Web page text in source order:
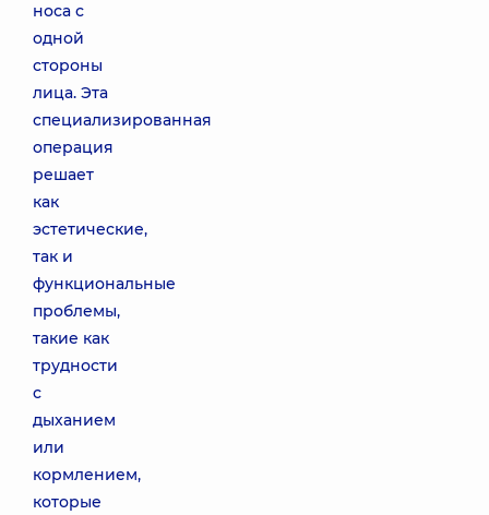
носа с
одной
стороны
лица. Эта
специализированная
операция
решает
как
эстетические,
так и
функциональные
проблемы,
такие как
трудности
с
дыханием
или
кормлением,
которые